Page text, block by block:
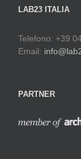
LAB23 ITALIA
Telefono: +39
Email:
PARTNER